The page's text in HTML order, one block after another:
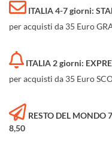
ITALIA 4-7 giorni:
per acquisti da 35 Euro
ITALIA 2 giorni:
per acquisti da 35 Euro
RESTO DEL MONDO
8,50